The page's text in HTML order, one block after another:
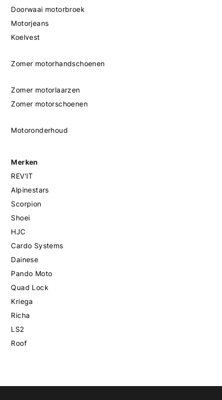
Doorwaai motorbroek
Motorjeans
Koelvest
Zomer motorhandschoenen
Zomer motorlaarzen
Zomer motorschoenen
Motoronderhoud
Merken
REV'IT
Alpinestars
Scorpion
Shoei
HJC
Cardo Systems
Dainese
Pando Moto
Quad Lock
Kriega
Richa
LS2
Roof